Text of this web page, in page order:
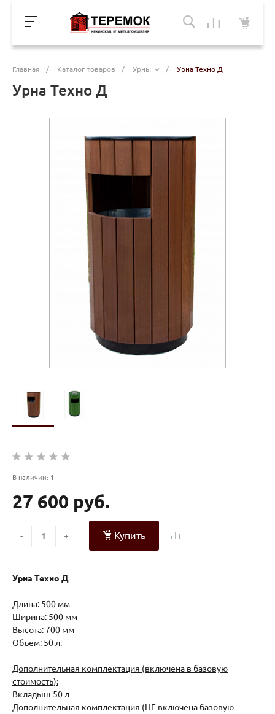
Главная / Каталог товаров / Урны / Урна Техно Д
Урна Техно Д
В наличии: 1
27 600 руб.
- + Купить
Урна Техно Д
Длина: 500 мм
Ширина: 500 мм
Высота: 700 мм
Объем: 50 л.
Дополнительная комплектация (включена в базовую
стоимость):
Вкладыш 50 л
Дополнительная комплектация (НЕ включена базовую